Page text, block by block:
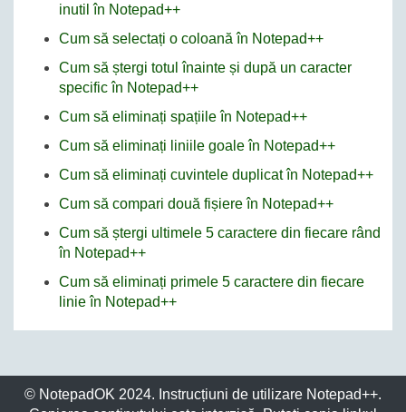
inutil în Notepad++
Cum să selectați o coloană în Notepad++
Cum să ștergi totul înainte și după un caracter
specific în Notepad++
Cum să eliminați spațiile în Notepad++
Cum să eliminați liniile goale în Notepad++
Cum să eliminați cuvintele duplicat în Notepad++
Cum să compari două fișiere în Notepad++
Cum să ștergi ultimele 5 caractere din fiecare rând
în Notepad++
Cum să eliminați primele 5 caractere din fiecare
linie în Notepad++
© NotepadOK 2024. Instrucțiuni de utilizare Notepad++.